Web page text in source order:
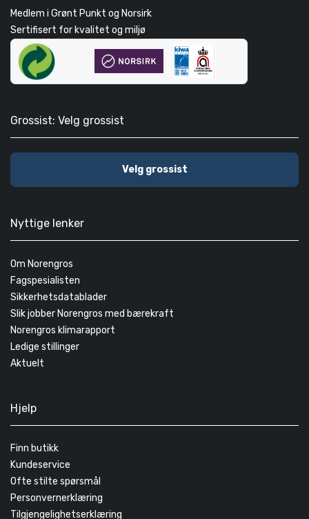
Medlem i Grønt Punkt og Norsirk
Sertifisert for kvalitet og miljø
Grossist: Velg grossist
Velg grossist
Nyttige lenker
Om Norengros
Fagspesialisten
Sikkerhetsdatablader
Slik jobber Norengros med bærekraft
Norengros klimarapport
Ledige stillinger
Aktuelt
Hjelp
Finn butikk
Kundeservice
Ofte stilte spørsmål
Personvernerklæring
Tilgjengelighetserklæring